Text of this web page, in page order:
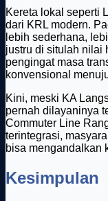
Kereta lokal seperti
dari KRL modern.
lebih sederhana,
justru di situlah nilai
pengingat masa
konvensional
Kini, meski KA
pernah dilayaninya
Commuter Line
terintegrasi,
bisa mengandalkan
Kesimpulan